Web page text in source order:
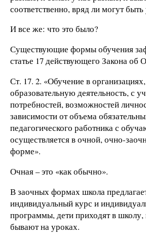
соответственно, вряд ли могут
И все же: что это было?
Существующие формы обучения
статье 17 действующего Закона об
Ст. 17. 2. «Обучение в
образовательную деятельность, с
потребностей, возможностей
зависимости от объема
педагогического работника с
осуществляется в очной, очно-
форме».
Очная – это «как обычно».
В заочных формах школа
индивидуальный курс и
программы, дети приходят в
бывают на уроках.